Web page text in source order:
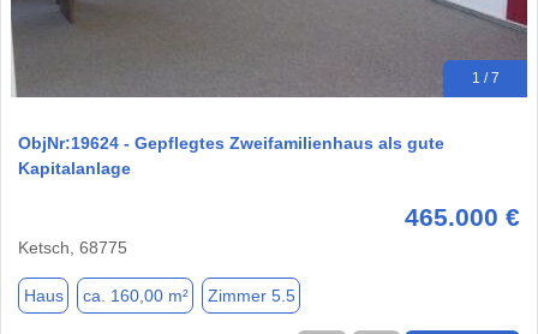
1 / 7
ObjNr:19624 - Gepflegtes Zweifamilienhaus als gute
Kapitalanlage
465.000 €
Ketsch, 68775
Haus ca. 160,00 m² Zimmer 5.5